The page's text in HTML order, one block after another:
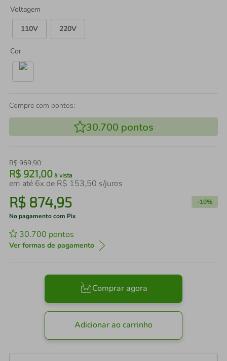
Voltagem
110V
220V
Cor
Compre com pontos:
30.700 pontos
R$969,90
R$ 921,00 à vista
em até 6x de R$ 153,50 s/juros
R$ 874,95 -10%
No pagamento com Pix
30.700 pontos
Ver formas de pagamento
Comprar agora
Adicionar ao carrinho